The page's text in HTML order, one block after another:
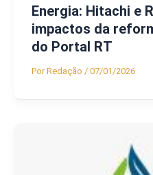
Energia: Hitachi e
impactos da
do Portal RT
PorRedação / 07/01/2026